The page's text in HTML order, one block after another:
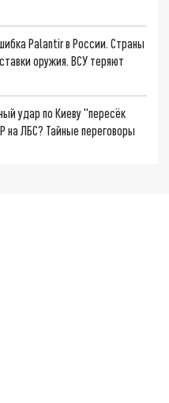
Palantir в России. Страны
оружия. ВСУ теряют
удар по Киеву "пересёк
ЛБС? Тайные переговоры